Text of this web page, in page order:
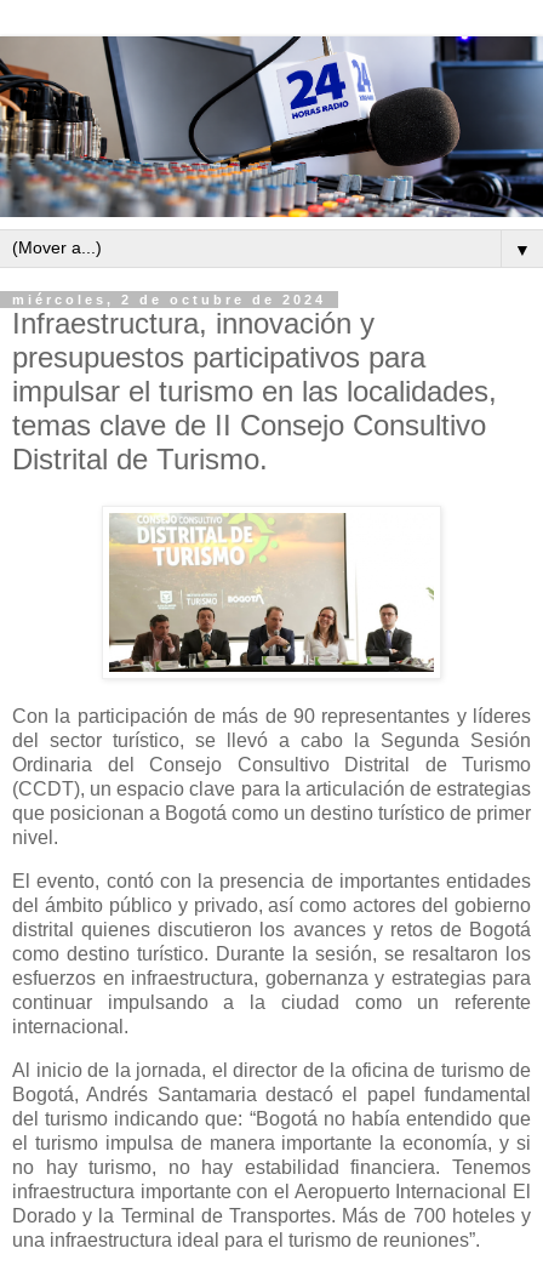
▼
miércoles, 2 de octubre de 2024
Infraestructura, innovación y
presupuestos participativos para
impulsar el turismo en las localidades,
temas clave de II Consejo Consultivo
Distrital de Turismo.
Con la participación de más de 90 representantes y líderes
del sector turístico, se llevó a cabo la Segunda Sesión
Ordinaria del Consejo Consultivo Distrital de Turismo
(CCDT), un espacio clave para la articulación de estrategias
que posicionan a Bogotá como un destino turístico de primer
nivel.
El evento, contó con la presencia de importantes entidades
del ámbito público y privado, así como actores del gobierno
distrital quienes discutieron los avances y retos de Bogotá
como destino turístico. Durante la sesión, se resaltaron los
esfuerzos en infraestructura, gobernanza y estrategias para
continuar impulsando a la ciudad como un referente
internacional.
Al inicio de la jornada, el director de la oficina de turismo de
Bogotá, Andrés Santamaria destacó el papel fundamental
del turismo indicando que: “Bogotá no había entendido que
el turismo impulsa de manera importante la economía, y si
no hay turismo, no hay estabilidad financiera. Tenemos
infraestructura importante con el Aeropuerto Internacional El
Dorado y la Terminal de Transportes. Más de 700 hoteles y
una infraestructura ideal para el turismo de reuniones”.